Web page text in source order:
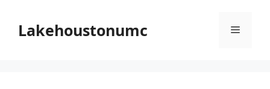
contentLakehoustonumc Menu